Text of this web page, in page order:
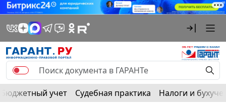
Бюджетный учет Судебная практика Налоги и